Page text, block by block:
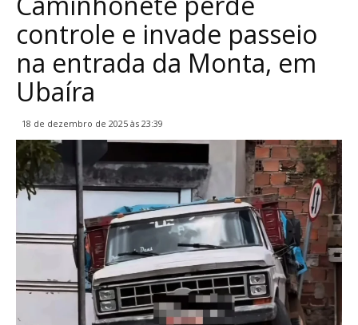
controle e invade passeio
na entrada da Monta, em
Ubaíra
18 de dezembro de 2025 às 23:39